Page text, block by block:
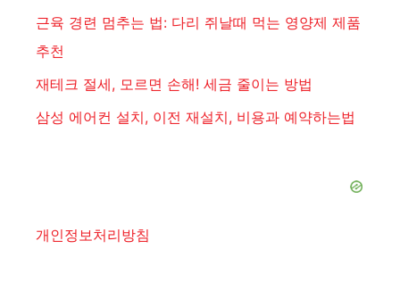
근육 경련 멈추는 법: 다리 쥐날때 먹는 영양제 제품
추천
재테크 절세, 모르면 손해! 세금 줄이는 방법
삼성 에어컨 설치, 이전 재설치, 비용과 예약하는법
개인정보처리방침